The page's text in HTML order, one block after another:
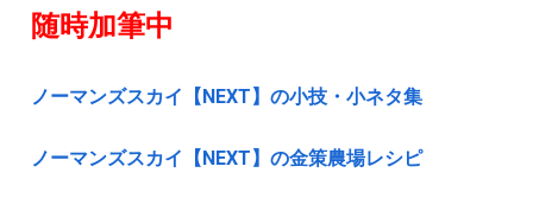
随時加筆中
ノーマンズスカイ【NEXT】の小技・小ネタ集
ノーマンズスカイ【NEXT】の金策農場レシピ